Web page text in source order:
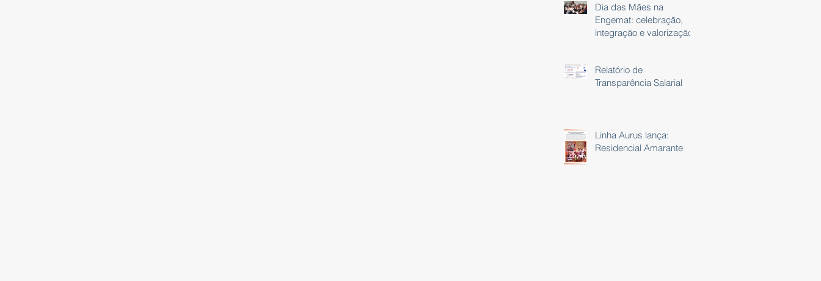
Dia das Mães na
Engemat: celebração,
integração e valorização
Relatório de
Transparência Salarial
Linha Aurus lança:
Residencial Amarante